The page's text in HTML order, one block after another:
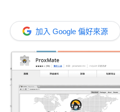
加入 Google 偏好來源